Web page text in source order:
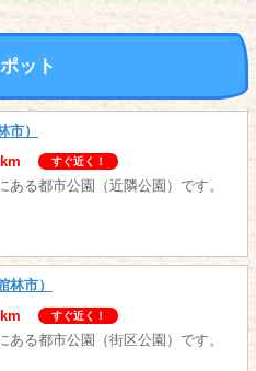
ット
市）
すぐ近く！
ある都市公園（近隣公園）です。
林市）
すぐ近く！
ある都市公園（街区公園）です。